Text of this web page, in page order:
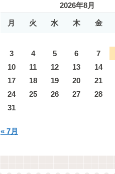
2026年8月
月 火 水 木 金
3
4 5 6 7
10
11 12 13 14
17
18 19 20 21
24
25 26 27 28
31
« 7月